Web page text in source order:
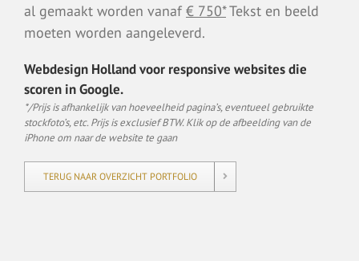
al gemaakt worden vanaf € 750*Tekst en beeld
moeten worden aangeleverd.
Webdesign Holland voor responsive websites die
scoren in Google.
*/Prijs is afhankelijk van hoeveelheid pagina’s, eventueel gebruikte
stockfoto’s, etc. Prijs is exclusief BTW. Klik op de afbeelding van de
iPhone om naar de website te gaan
TERUG NAAR OVERZICHT PORTFOLIO